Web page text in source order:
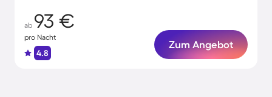
ab 93 €
pro Nacht
4.8
Zum Angebot